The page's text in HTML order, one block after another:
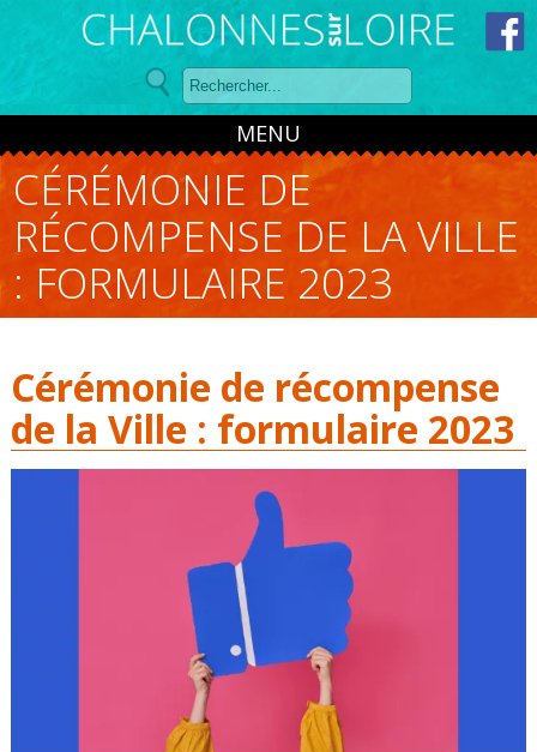
Panneau de gestion des cookies
MENU
CÉRÉMONIE DE
RÉCOMPENSE DE LA VILLE
: FORMULAIRE 2023
Cérémonie de récompense
de la Ville : formulaire 2023